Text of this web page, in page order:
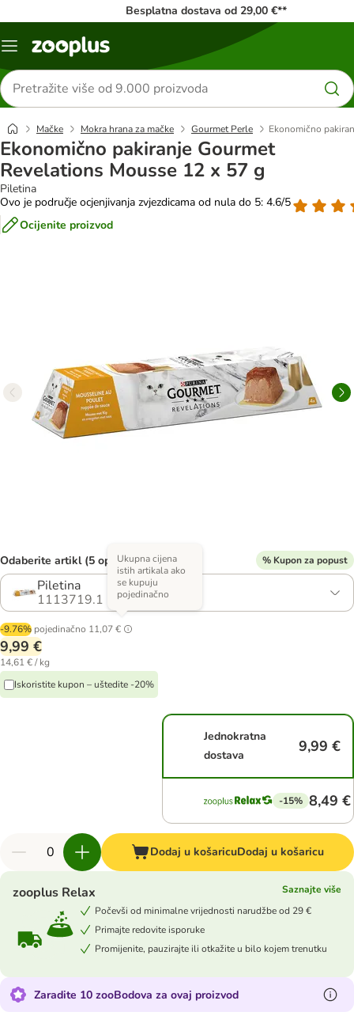
Besplatna dostava od 29,00 €**
Izbornik
Traži
proizvode
Mačke Mokra hrana za mačke Gourmet Perle Ekonomično
Ekonomično pakiranje Gourmet
Revelations Mousse 12 x 57 g
Piletina
Ovo je područje ocjenjivanja zvjezdicama od nula do 5: 4.6/5
Ocijenite proizvod
Odaberite artikl (5 opcija) % Kupon za popust
Piletina
1113719.1
-9.76% pojedinačno 11,07 €
Ukupna cijena
istih artikala ako
se kupuju
pojedinačno
9,99 €
14,61 € / kg
Iskoristite kupon – uštedite -20%
Jednokratna
dostava
9,99 €
-15% 8,49 €
Dodaj u košaricuDodaj u košaricu
zooplus Relax
Saznajte više
Počevši od minimalne vrijednosti narudžbe od 29 €
Primajte redovite isporuke
Promijenite, pauzirajte ili otkažite u bilo kojem trenutku
Zaradite 10 zooBodova za ovaj proizvod